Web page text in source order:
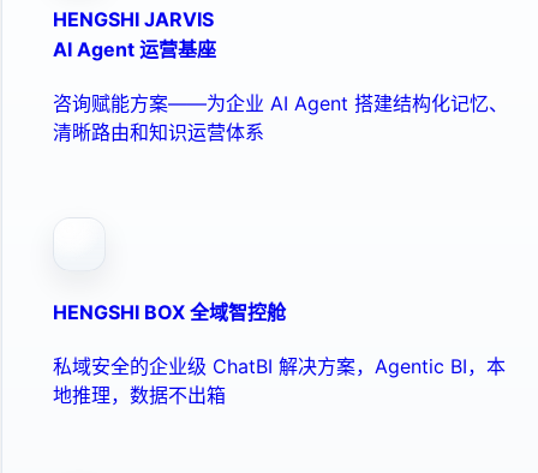
HENGSHI JARVIS
AI Agent 运营基座
咨询赋能方案——为企业 AI Agent 搭建结构化记忆、
清晰路由和知识运营体系
HENGSHI BOX 全域智控舱
私域安全的企业级 ChatBI 解决方案，Agentic BI，本
地推理，数据不出箱